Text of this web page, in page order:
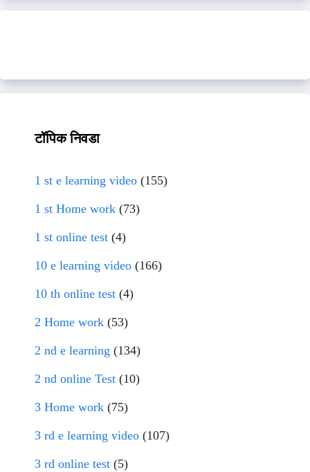
टॉपिक निवडा
1 st e learning video (155)
1 st Home work (73)
1 st online test (4)
10 e learning video (166)
10 th online test (4)
2 Home work (53)
2 nd e learning (134)
2 nd online Test (10)
3 Home work (75)
3 rd e learning video (107)
3 rd online test (5)